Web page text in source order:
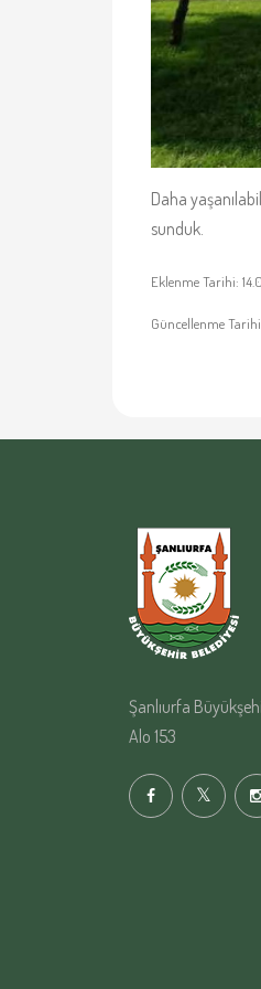
Daha
sunduk.
Eklenme Tarihi:
Güncellenme
Şanlıurfa
Alo 153